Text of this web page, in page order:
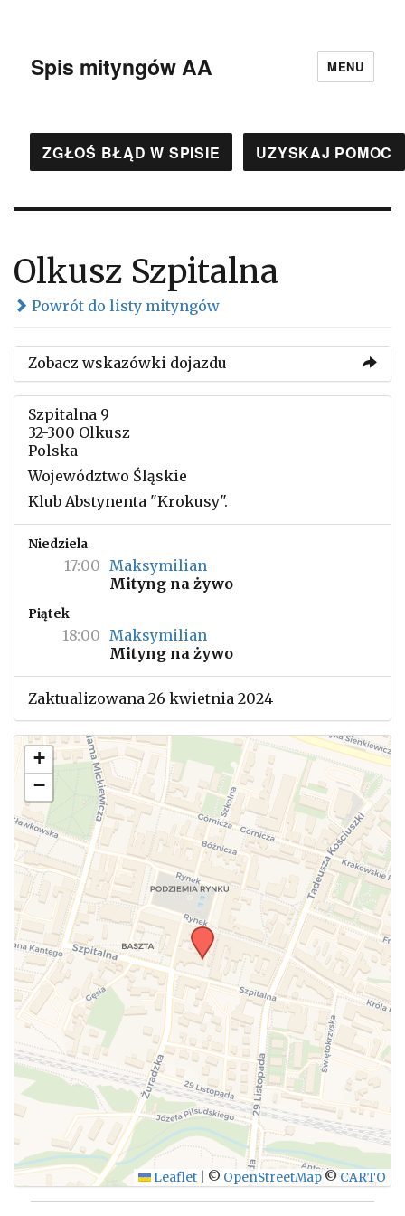
Spis mityngów AA MENU
ZGŁOŚ BŁĄD W SPISIE UZYSKAJ POMOC
Olkusz Szpitalna
Powrót do listy mityngów
Zobacz wskazówki dojazdu
Szpitalna 9
32-300 Olkusz
Polska
Województwo Śląskie
Klub Abstynenta "Krokusy".
Niedziela
17:00 Maksymilian
Mityng na żywo
Piątek
18:00 Maksymilian
Mityng na żywo
Zaktualizowana 26 kwietnia 2024
+
−
Leaflet © OpenStreetMap © CARTO